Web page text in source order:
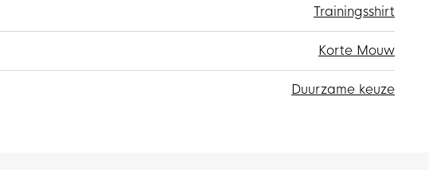
Trainingsshirt
Korte Mouw
Duurzame keuze